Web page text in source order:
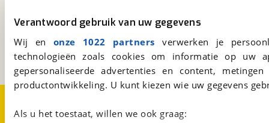
Verantwoord gebruik van uw gegevens
Wij en onze 1022 partners verwerken je
technologieën zoals cookies om informatie op
gepersonaliseerde advertenties en content,
productontwikkeling. U kunt kiezen wie uw gegevens
Als u het toestaat, willen we ook graag:
Kosterijland15
Een initiatief van
BOVAG
CookievoorkeurenVacatures